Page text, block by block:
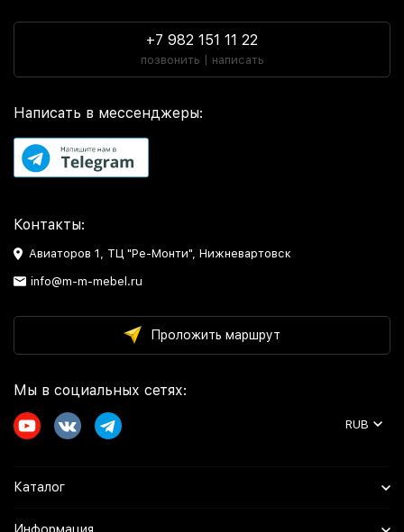
+7 982 151 11 22
позвонить | написать
Написать в мессенджеры:
Контакты:
Авиаторов 1, ТЦ "Ре-Монти", Нижневартовск
info@m-m-mebel.ru
Проложить маршрут
Мы в социальных сетях:
RUB
Каталог